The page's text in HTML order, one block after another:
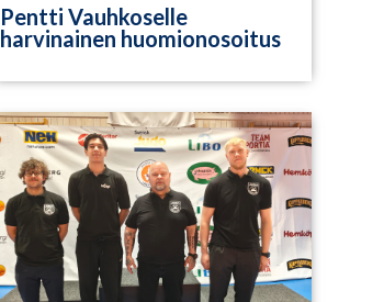
Pentti Vauhkoselle
harvinainen huomionosoitus